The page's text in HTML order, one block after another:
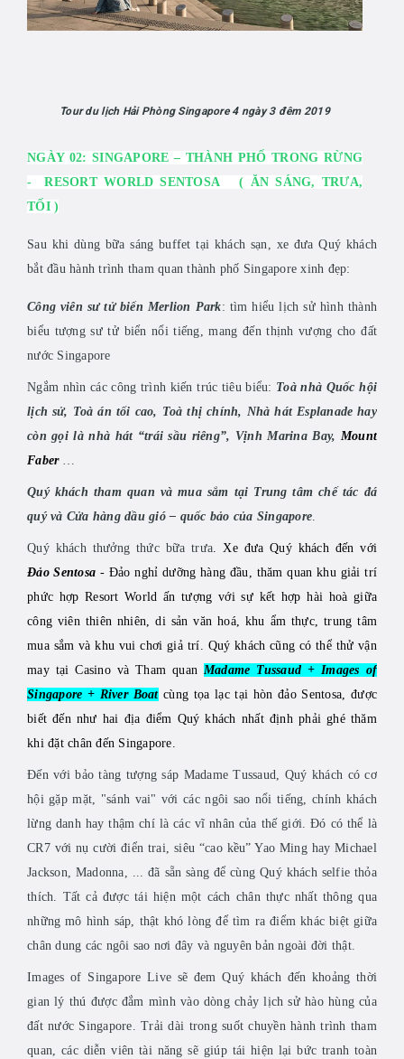
Tour du lịch Hải Phòng Singapore 4 ngày 3 đêm 2019
NGÀY 02:SINGAPORE – THÀNH PHỐ TRONG RỪNG
-RESORT WORLD SENTOSA ( ĂN SÁNG, TRƯA,
TỐI)
Sau khi dùng bữa sáng buffet tại khách sạn, xe đưa Quý khách
bắt đầu hành trình tham quan thành phố Singapore xinh đẹp:
Công viên sư tử biển Merlion Park: tìm hiểu lịch sử hình thành
biểu tượng sư tử biển nổi tiếng, mang đến thịnh vượng cho đất
nước Singapore
Ngắm nhìn các công trình kiến trúc tiêu biểu: Toà nhà Quốc hội
lịch sử, Toà án tối cao, Toà thị chính, Nhà hát Esplanade hay
còn gọi là nhà hát “trái sầu riêng”, Vịnh Marina Bay, Mount
Faber…
Quý khách tham quan và mua sắm tại Trung tâm chế tác đá
quý và Cửa hàng dầu gió – quốc bảo của Singapore.
Quý khách thưởng thức bữa trưa.Xe đưa Quý khách đến với
Đảo Sentosa - Đảo nghỉ dưỡng hàng đầu, thăm quan khu giải trí
phức hợp Resort World ấn tượng với sự kết hợp hài hoà giữa
công viên thiên nhiên, di sản văn hoá, khu ẩm thực, trung tâm
mua sắm và khu vui chơi giả trí. Quý khách cũng có thể thử vận
may tại Casino và Tham quan Madame Tussaud + Images of
Singapore + River Boatcùng tọa lạc tại hòn đảo Sentosa, được
biết đến như hai địa điểm Quý khách nhất định phải ghé thăm
khi đặt chân đến Singapore.
Đến với bảo tàng tượng sáp Madame Tussaud, Quý khách có cơ
hội gặp mặt, "sánh vai" với các ngôi sao nổi tiếng, chính khách
lừng danh hay thậm chí là các vĩ nhân của thế giới. Đó có thể là
CR7 với nụ cười điển trai, siêu “cao kều” Yao Ming hay Michael
Jackson, Madonna, ... đã sẵn sàng để cùng Quý khách selfie thỏa
thích. Tất cả được tái hiện một cách chân thực nhất thông qua
những mô hình sáp, thật khó lòng để tìm ra điểm khác biệt giữa
chân dung các ngôi sao nơi đây và nguyên bản ngoài đời thật.
Images of Singapore Live sẽ đem Quý khách đến khoảng thời
gian lý thú được đắm mình vào dòng chảy lịch sử hào hùng của
đất nước Singapore. Trải dài trong suốt chuyền hành trình tham
quan, các diễn viên tài năng sẽ giúp tái hiện lại bức tranh toàn